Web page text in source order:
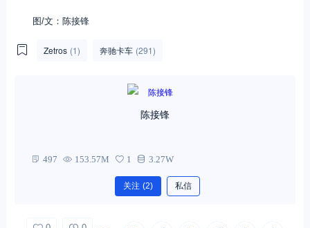
图/文：陈接锋
Zetros (1) 奔驰卡车 (291)
陈接锋
497 153.57M 1 3.27W
关注 (2) 私信